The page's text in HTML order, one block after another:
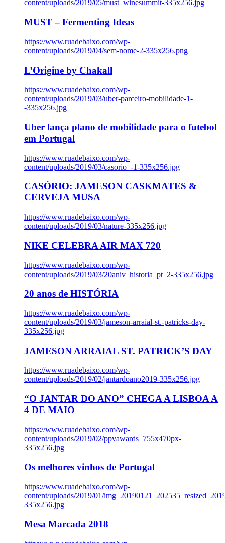
content/uploads/2019/05/must_winesummit-335x256.jpg
MUST – Fermenting Ideas
https://www.ruadebaixo.com/wp-
content/uploads/2019/04/sem-nome-2-335x256.png
L’Origine by Chakall
https://www.ruadebaixo.com/wp-
content/uploads/2019/03/uber-parceiro-mobilidade-1-
-335x256.jpg
Uber lança plano de mobilidade para o futebol
em Portugal
https://www.ruadebaixo.com/wp-
content/uploads/2019/03/casorio_-1-335x256.jpg
CASÓRIO: JAMESON CASKMATES &
CERVEJA MUSA
https://www.ruadebaixo.com/wp-
content/uploads/2019/03/nature-335x256.jpg
NIKE CELEBRA AIR MAX 720
https://www.ruadebaixo.com/wp-
content/uploads/2019/03/20aniv_historia_pt_2-335x256.jpg
20 anos de HISTÓRIA
https://www.ruadebaixo.com/wp-
content/uploads/2019/03/jameson-arraial-st.-patricks-day-
335x256.jpg
JAMESON ARRAIAL ST. PATRICK’S DAY
https://www.ruadebaixo.com/wp-
content/uploads/2019/02/jantardoano2019-335x256.jpg
“O JANTAR DO ANO” CHEGA A LISBOA A
4 DE MAIO
https://www.ruadebaixo.com/wp-
content/uploads/2019/02/ppvawards_755x470px-
335x256.jpg
Os melhores vinhos de Portugal
https://www.ruadebaixo.com/wp-
content/uploads/2019/01/
335x256.jpg
Mesa Marcada 2018